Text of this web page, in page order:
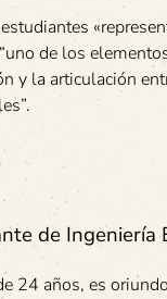
de los
y la articulación
de Ingeniería
24 años, es